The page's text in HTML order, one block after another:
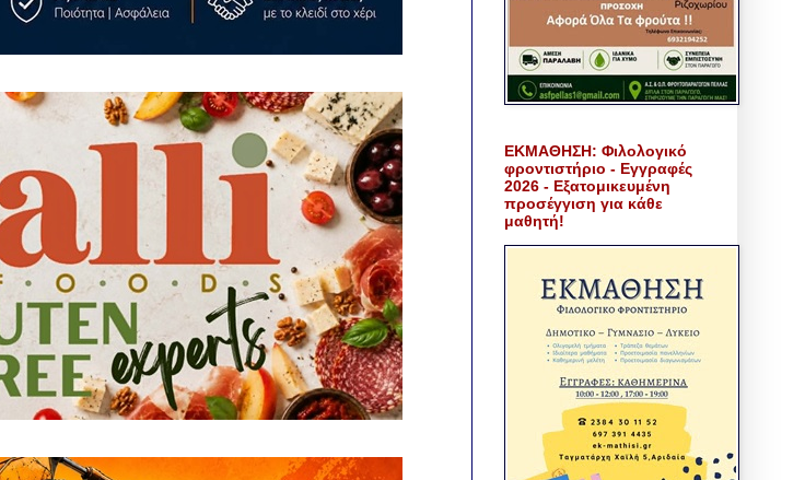
ΕΚΜΑΘΗΣΗ: Φιλολογικό
φροντιστήριο - Εγγραφές
2026 - Εξατομικευμένη
προσέγγιση για κάθε
μαθητή!